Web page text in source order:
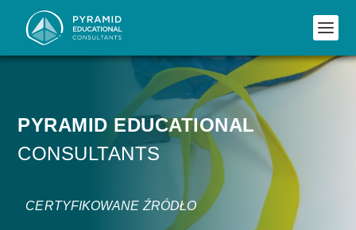
PYRAMID EDUCATIONAL
CONSULTANTS
CERTYFIKOWANE ŹRÓDŁO